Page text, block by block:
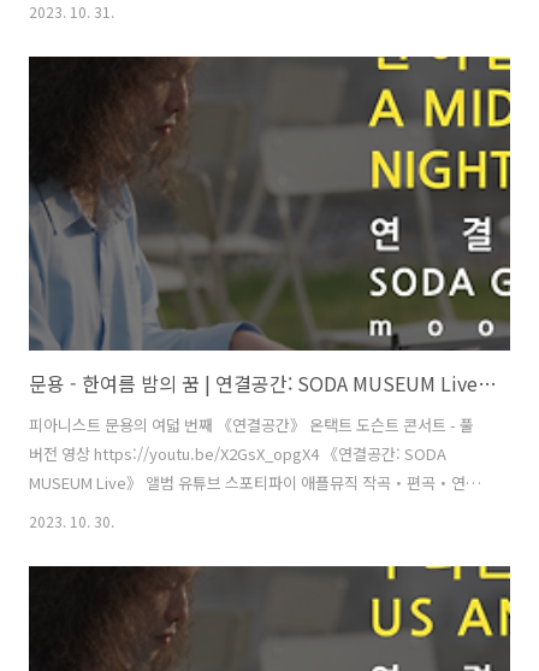
보조 스태프 - 홍종화 영상 - 유영균(STUDIO2F) 촬영 - 유영균 촬영 보조
스태프 - 황진규 음향 - 곽동준(K-SOUND) 음향 조감독 - 남동훈 협력 -
김민정 운영 매니저, 김채린 도슨트 [ 전시 ] 《불편한 미술관: 우리는 그
들에게(Us and Them)》 주최·주관 - 문타라엔터테인먼트 | 협력 - 소다
미술관,..
2023. 10. 31.
문용 - 한여름 밤의 꿈 | 연결공간: SODA MUSEUM Live 4K MV
피아니스트 문용의 여덟 번째 《연결공간》 온택트 도슨트 콘서트 - 풀
버전 영상 https://youtu.be/X2GsX_opgX4 《연결공간: SODA
MUSEUM Live》 앨범 유튜브 스포티파이 애플뮤직 작곡・편곡・연주
보조 스태프 - 홍종화 영상 - 유영균(STUDIO2F) 촬영 - 유영균 촬영 보조
스태프 - 황진규 음향 - 곽동준(K-SOUND) 음향 조감독 - 남동훈 협력 -
김민정 운영 매니저, 김채린 도슨트 [ 전시 ] 《불편한 미술관: 우리는 그
들에게(Us and Them)》 주최·주관 - 문타라엔터테인먼트 | 협력 - 소다
2023. 10. 30.